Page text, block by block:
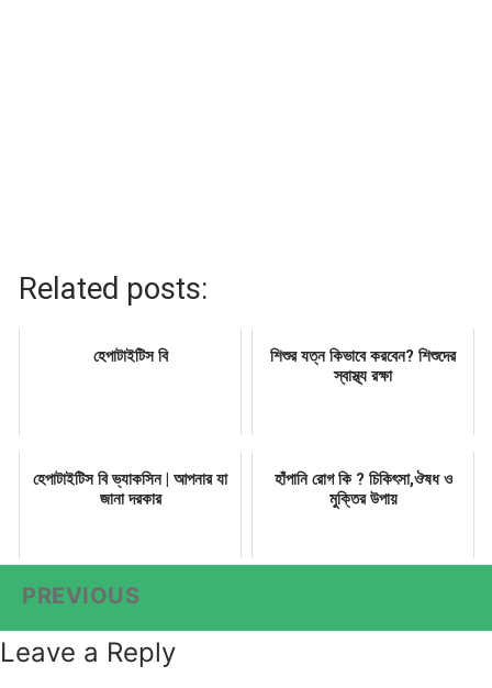
Related posts:
হেপাটাইটিস বি
শিশুর যত্ন কিভাবে করবেন? শিশুদের
স্বাস্থ্য রক্ষা
হেপাটাইটিস বি ভ্যাকসিন | আপনার যা
জানা দরকার
হাঁপানি রোগ কি ? চিকিৎসা,ঔষধ ও
মুক্তির উপায়
Post
PREVIOUS
post:
Leave a Reply